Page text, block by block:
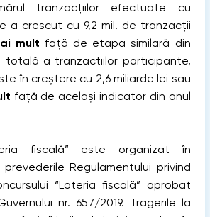
tranzacțiilor efectuate cu
a crescut cu 9,2 mil. de tranzacții
mult față de etapa similară din
totală a tranzacțiilor participante,
în creștere cu 2,6 miliarde lei sau
față de același indicator din anul
fiscală” este organizat în
Regulamentului privind
“Loteria fiscală” aprobat
nr. 657/2019. Tragerile la